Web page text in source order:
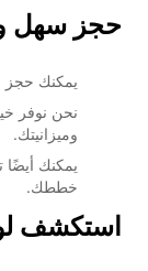
حجز سهل
يمكنك حجز
نحن نوفر
وميزانيتك.
يمكنك أيضًا
خططك.
استكشف